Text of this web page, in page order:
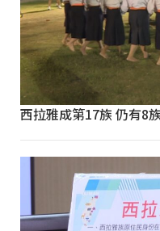
西拉雅成第17族 仍有8